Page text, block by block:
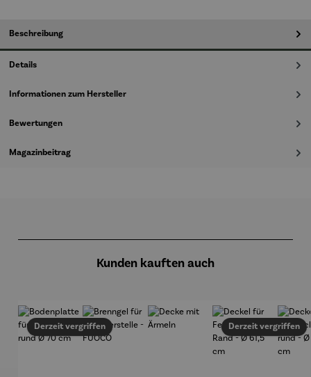
Beschreibung
Details
Informationen zum Hersteller
Bewertungen
Magazinbeitrag
Kunden kauften auch
Derzeit vergriffen Derzeit vergriffen